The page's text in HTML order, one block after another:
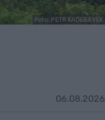
Foto: PETR KADERAVEK
06.08.2026